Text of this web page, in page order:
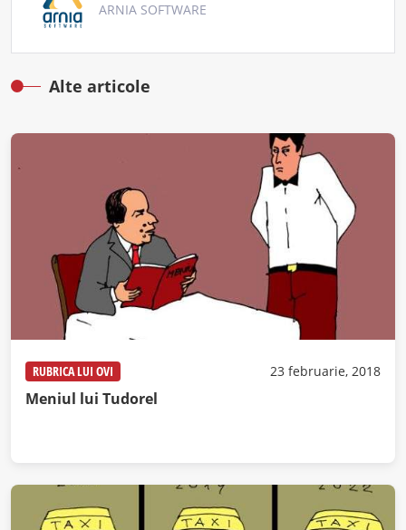
ARNIA SOFTWARE
Alte articole
RUBRICA LUI OVI 23 februarie, 2018
Meniul lui Tudorel